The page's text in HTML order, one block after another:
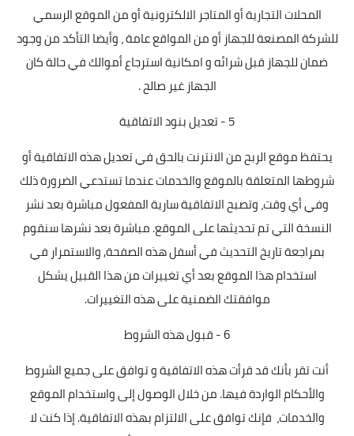
المحلات التجارية أو المتاجر الالكترونية أو من الموقع الرسمي
للشركة المصنعة للجهاز أو من المواقع عامة ، وأيضا التأكد من وجود
ضمان للجهاز قبل شرائه و امكانية استرجاع أموالك في حالة كان
الجهاز غير صالح .
5 - تعديل بنود الاتفاقية
يحتفظ موقع الربح من الانترنت بالحق في تعديل هذه الاتفاقية أو
شروطها المتعلقة بالموقع والخدمات عندما تستدعي الضرورة ذلك
وفي أي وقت، وتصبح الاتفاقية سارية المفعول مباشرة بعد نشر
النسخة التي تم تحديثها على الموقع. مباشرة بعد نشرها سنقوم
بمراجعة تاريخ التحديث في أسفل هذه الصفحة, والاستمرار في
استخدام هذا الموقع بعد أي تغييرات من هذا القبيل يشكل
موافقتك الضمنية على هذه التغييرات.
6 - قبول هذه الشروط
أنت تقر بأنك قد قرأت هذه الاتفاقية و توافق على جميع الشروط
والأحكام الواردة فيها. من خلال الوصول إلى واستخدام الموقع
والخدمات، فإنك توافق على الالتزام بهذه الاتفاقية. إذا كنت لا